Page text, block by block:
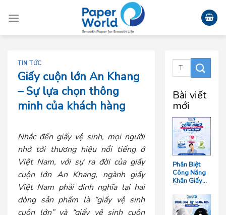
TIN TỨC
Giấy cuộn lớn An Khang
– Sự lựa chọn thông
minh của khách hàng
Nhắc đến giấy vệ sinh, mọi người
nhớ tới thương hiệu nổi tiếng ở
Việt Nam, với sự ra đời của giấy
cuộn lớn An Khang, ngành giấy
Việt Nam phải định nghĩa lại hai
dòng sản phẩm là “giấy vệ sinh
cuộn lớn” và “giấy vệ sinh cuộn
Bài viết
mới
Phân Biệt
Công Năng
Khăn Giấy
Giấy Lau Tay
Và Giấy Vệ
Sinh Trong